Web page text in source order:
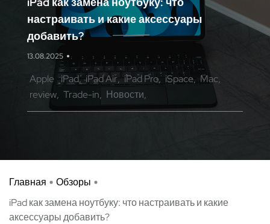
настраивать и какие аксессуары
добавить?
13.08.2025
Apple iPad iPad Air iPad Pro iSpace Mac
review Trade-in Новости
Главная
Обзоры
iPad как замена ноутбуку: что настраивать и какие
аксессуары добавить?